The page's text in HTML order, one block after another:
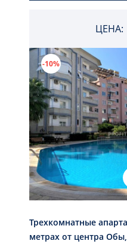
ЦЕНА:
-10%
Трехкомнатные
метрах от центра